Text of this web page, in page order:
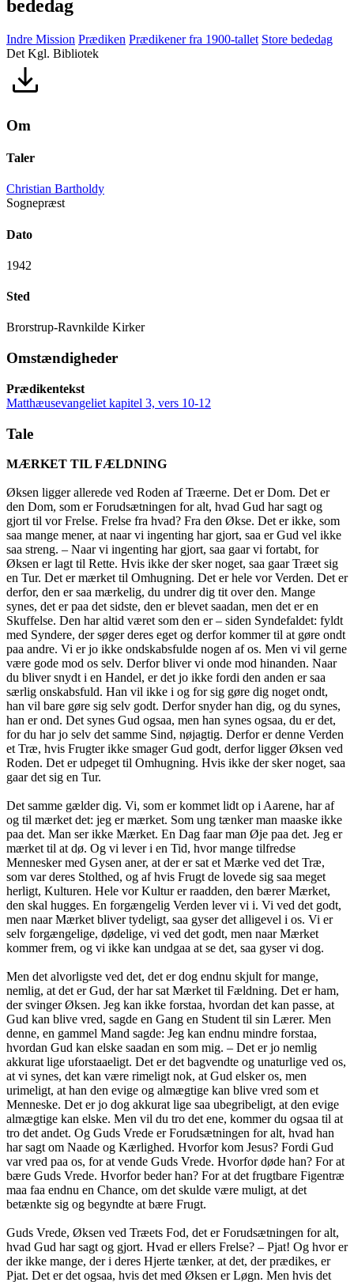
bededag
Indre Mission Prædiken Prædikener fra 1900-tallet Store bededag
Det Kgl. Bibliotek
Om
Taler
Christian Bartholdy
Sognepræst
Dato
1942
Sted
Brorstrup-Ravnkilde Kirker
Omstændigheder
Prædikentekst
Matthæusevangeliet kapitel 3, vers 10-12
Tale
MÆRKET TIL FÆLDNING
Øksen ligger allerede ved Roden af Træerne. Det er Dom. Det er
den Dom, som er Forudsætningen for alt, hvad Gud har sagt og
gjort til vor Frelse. Frelse fra hvad? Fra den Økse. Det er ikke, som
saa mange mener, at naar vi ingenting har gjort, saa er Gud vel ikke
saa streng. – Naar vi ingenting har gjort, saa gaar vi fortabt, for
Øksen er lagt til Rette. Hvis ikke der sker noget, saa gaar Træet sig
en Tur. Det er mærket til Omhugning. Det er hele vor Verden. Det er
derfor, den er saa mærkelig, du undrer dig tit over den. Mange
synes, det er paa det sidste, den er blevet saadan, men det er en
Skuffelse. Den har altid været som den er – siden Syndefaldet: fyldt
med Syndere, der søger deres eget og derfor kommer til at gøre ondt
paa andre. Vi er jo ikke ondskabsfulde nogen af os. Men vi vil gerne
være gode mod os selv. Derfor bliver vi onde mod hinanden. Naar
du bliver snydt i en Handel, er det jo ikke fordi den anden er saa
særlig onskabsfuld. Han vil ikke i og for sig gøre dig noget ondt,
han vil bare gøre sig selv godt. Derfor snyder han dig, og du synes,
han er ond. Det synes Gud ogsaa, men han synes ogsaa, du er det,
for du har jo selv det samme Sind, nøjagtig. Derfor er denne Verden
et Træ, hvis Frugter ikke smager Gud godt, derfor ligger Øksen ved
Roden. Det er udpeget til Omhugning. Hvis ikke der sker noget, saa
gaar det sig en Tur.
Det samme gælder dig. Vi, som er kommet lidt op i Aarene, har af
og til mærket det: jeg er mærket. Som ung tænker man maaske ikke
paa det. Man ser ikke Mærket. En Dag faar man Øje paa det. Jeg er
mærket til at dø. Og vi lever i en Tid, hvor mange tilfredse
Mennesker med Gysen aner, at der er sat et Mærke ved det Træ,
som var deres Stolthed, og af hvis Frugt de lovede sig saa meget
herligt, Kulturen. Hele vor Kultur er raadden, den bærer Mærket,
den skal hugges. En forgængelig Verden lever vi i. Vi ved det godt,
men naar Mærket bliver tydeligt, saa gyser det alligevel i os. Vi er
selv forgængelige, dødelige, vi ved det godt, men naar Mærket
kommer frem, og vi ikke kan undgaa at se det, saa gyser vi dog.
Men det alvorligste ved det, det er dog endnu skjult for mange,
nemlig, at det er Gud, der har sat Mærket til Fældning. Det er ham,
der svinger Øksen. Jeg kan ikke forstaa, hvordan det kan passe, at
Gud kan blive vred, sagde en Gang en Student til sin Lærer. Men
denne, en gammel Mand sagde: Jeg kan endnu mindre forstaa,
hvordan Gud kan elske saadan en som mig. – Det er jo nemlig
akkurat lige uforstaaeligt. Det er det bagvendte og unaturlige ved os,
at vi synes, det kan være rimeligt nok, at Gud elsker os, men
urimeligt, at han den evige og almægtige kan blive vred som et
Menneske. Det er jo dog akkurat lige saa ubegribeligt, at den evige
almægtige kan elske. Men vil du tro det ene, kommer du ogsaa til at
tro det andet. Og Guds Vrede er Forudsætningen for alt, hvad han
har sagt om Naade og Kærlighed. Hvorfor kom Jesus? Fordi Gud
var vred paa os, for at vende Guds Vrede. Hvorfor døde han? For at
bære Guds Vrede. Hvorfor beder han? For at det frugtbare Figentræ
maa faa endnu en Chance, om det skulde være muligt, at det
betænkte sig og begyndte at bære Frugt.
Guds Vrede, Øksen ved Træets Fod, det er Forudsætningen for alt,
hvad Gud har sagt og gjort. Hvad er ellers Frelse? – Pjat! Og hvor er
der ikke mange, der i deres Hjerte tænker, at det, der prædikes, er
Pjat. Det er det ogsaa, hvis det med Øksen er Løgn. Men hvis det